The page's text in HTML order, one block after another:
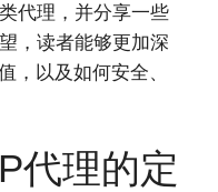
代理，并分享一些
，读者能够更加深
，以及如何安全、
代理的定